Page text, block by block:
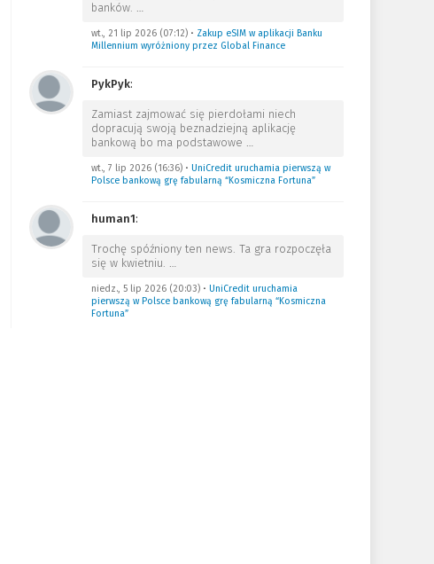
banków. …
wt., 21 lip 2026 (07:12)• Zakup eSIM w aplikacji Banku
Millennium wyróżniony przez Global Finance
PykPyk:
Zamiast zajmować się pierdołami niech
dopracują swoją beznadziejną aplikację
bankową bo ma podstawowe …
wt., 7 lip 2026 (16:36)• UniCredit uruchamia pierwszą w
Polsce bankową grę fabularną “Kosmiczna Fortuna”
human1:
Trochę spóźniony ten news. Ta gra rozpoczęła
się w kwietniu. …
niedz., 5 lip 2026 (20:03)• UniCredit uruchamia
pierwszą w Polsce bankową grę fabularną “Kosmiczna
Fortuna”